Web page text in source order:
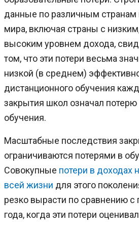
данные по различным странам
мира, включая страны с
высоким уровнем дохода,
том, что эти потери весьма
низкой (в среднем)
дистанционного обучения
закрытия школ означал
обучения.
Масштабные последствия
ограничиваются потерями в
Совокупные потери в доходах
всей жизни для этого
резко вырасти по сравнению с
года, когда эти потери